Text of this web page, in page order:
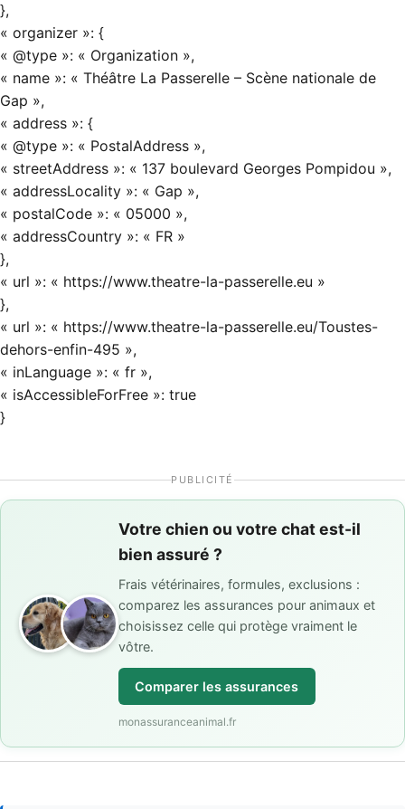
},
« organizer »: {
« @type »: « Organization »,
« name »: « Théâtre La Passerelle – Scène nationale de
Gap »,
« address »: {
« @type »: « PostalAddress »,
« streetAddress »: « 137 boulevard Georges Pompidou »,
« addressLocality »: « Gap »,
« postalCode »: « 05000 »,
« addressCountry »: « FR »
},
« url »: « https://www.theatre-la-passerelle.eu »
},
« url »: « https://www.theatre-la-passerelle.eu/Toustes-
dehors-enfin-495 »,
« inLanguage »: « fr »,
« isAccessibleForFree »: true
}
PUBLICITÉ
Votre chien ou votre chat est-il
bien assuré ?
Frais vétérinaires, formules, exclusions :
comparez les assurances pour animaux et
choisissez celle qui protège vraiment le
vôtre.
Comparer les assurances
monassuranceanimal.fr